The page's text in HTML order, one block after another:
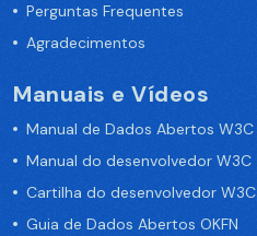
Perguntas Frequentes
Agradecimentos
Manuais e Vídeos
Manual de Dados Abertos W3C
Manual do desenvolvedor W3C
Cartilha do desenvolvedor W3C
Guia de Dados Abertos OKFN